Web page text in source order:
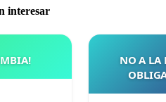
interesar
NO A LA